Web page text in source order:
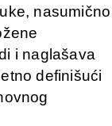
nasumično
i naglašava
definišući